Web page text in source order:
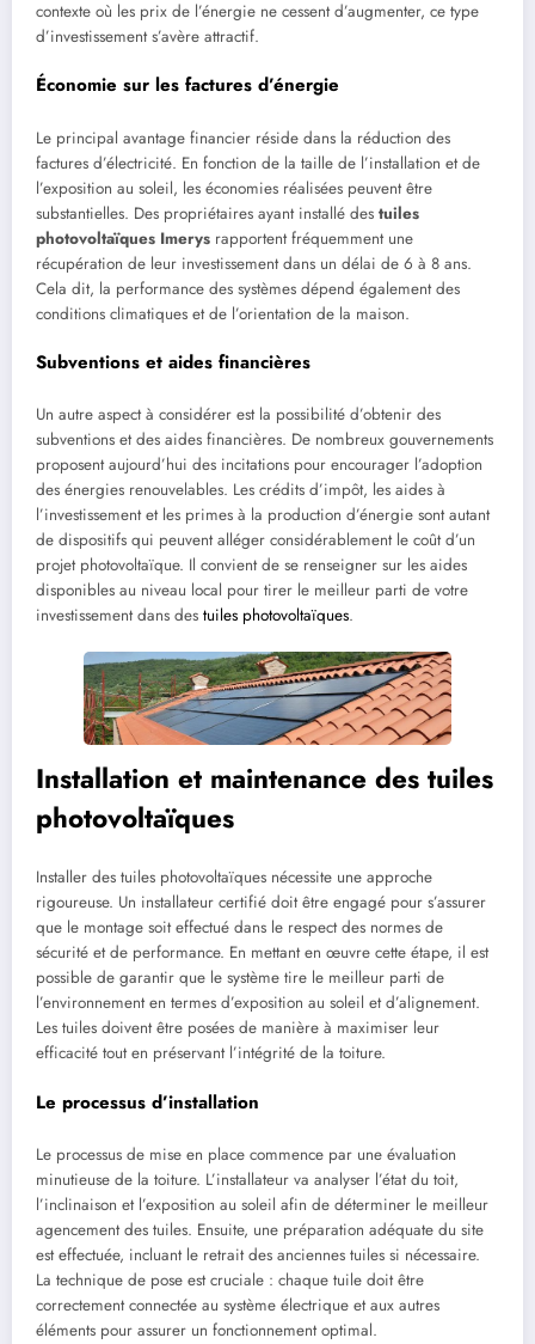
contexte où les prix de l’énergie ne cessent d’augmenter, ce type
d’investissement s’avère attractif.
Économie sur les factures d’énergie
Le principal avantage financier réside dans la réduction des
factures d’électricité. En fonction de la taille de l’installation et de
l’exposition au soleil, les économies réalisées peuvent être
substantielles. Des propriétaires ayant installé des tuiles
photovoltaïques Imerys rapportent fréquemment une
récupération de leur investissement dans un délai de 6 à 8 ans.
Cela dit, la performance des systèmes dépend également des
conditions climatiques et de l’orientation de la maison.
Subventions et aides financières
Un autre aspect à considérer est la possibilité d’obtenir des
subventions et des aides financières. De nombreux gouvernements
proposent aujourd’hui des incitations pour encourager l’adoption
des énergies renouvelables. Les crédits d’impôt, les aides à
l’investissement et les primes à la production d’énergie sont autant
de dispositifs qui peuvent alléger considérablement le coût d’un
projet photovoltaïque. Il convient de se renseigner sur les aides
disponibles au niveau local pour tirer le meilleur parti de votre
investissement dans des tuiles photovoltaïques.
Installation et maintenance des tuiles
photovoltaïques
Installer des tuiles photovoltaïques nécessite une approche
rigoureuse. Un installateur certifié doit être engagé pour s’assurer
que le montage soit effectué dans le respect des normes de
sécurité et de performance. En mettant en œuvre cette étape, il est
possible de garantir que le système tire le meilleur parti de
l’environnement en termes d’exposition au soleil et d’alignement.
Les tuiles doivent être posées de manière à maximiser leur
efficacité tout en préservant l’intégrité de la toiture.
Le processus d’installation
Le processus de mise en place commence par une évaluation
minutieuse de la toiture. L’installateur va analyser l’état du toit,
l’inclinaison et l’exposition au soleil afin de déterminer le meilleur
agencement des tuiles. Ensuite, une préparation adéquate du site
est effectuée, incluant le retrait des anciennes tuiles si nécessaire.
La technique de pose est cruciale : chaque tuile doit être
correctement connectée au système électrique et aux autres
éléments pour assurer un fonctionnement optimal.